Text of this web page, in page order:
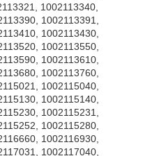
1002113340,
1002113391,
1002113430,
1002113550,
1002113610,
1002113760,
1002115040,
1002115140,
1002115231,
1002115280,
1002116930,
1002117040,